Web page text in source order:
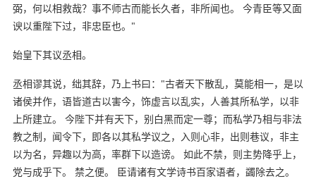
弼，何以相救哉？事不师古而能长久者，非所闻也。 今青臣等又面
谀以重陛下过，非忠臣也。"
始皇下其议丞相。
丞相谬其说，绌其辞，乃上书曰："古者天下散乱，莫能相一，是以
诸侯并作，语皆道古以害今，饰虚言以乱实，人善其所私学，以非
上所建立。 今陛下并有天下，别白黑而定一尊；而私学乃相与非法
教之制，闻令下，即各以其私学议之，入则心非，出则巷议，非主
以为名，异趣以为高，率群下以造谤。 如此不禁，则主势降乎上，
党与成乎下。 禁之便。 臣请诸有文学诗书百家语者，蠲除去之。